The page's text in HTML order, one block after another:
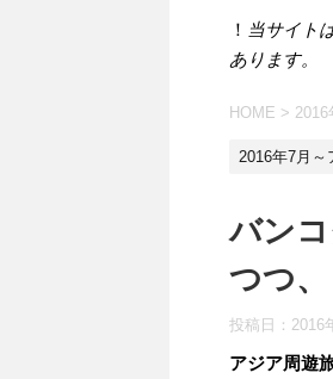
！ 当サイト
あります。
HOME >
2016年7月～
バン
つつ
投稿日： 2016
アジア周遊